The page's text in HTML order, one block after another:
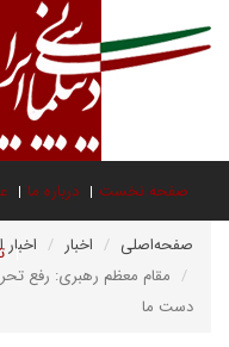
صفحه نخست درباره ما
صفحه‌اصلی اخبار
مقام معظم رهبری: رفع
دست ما